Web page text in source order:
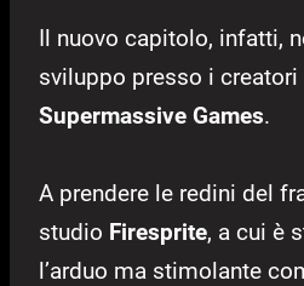
Il nuovo capitolo, infatti,
sviluppo presso i
Supermassive Games.
A prendere le redini del
studio Firesprite, a cui è
l’arduo ma stimolante